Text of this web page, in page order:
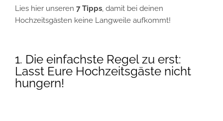
Lies hier unseren 7Tipps, damit bei deinen
Hochzeitsgästen keine Langweile aufkommt!
1. Die einfachste Regel zu erst:
Lasst Eure Hochzeitsgäste nicht
hungern!